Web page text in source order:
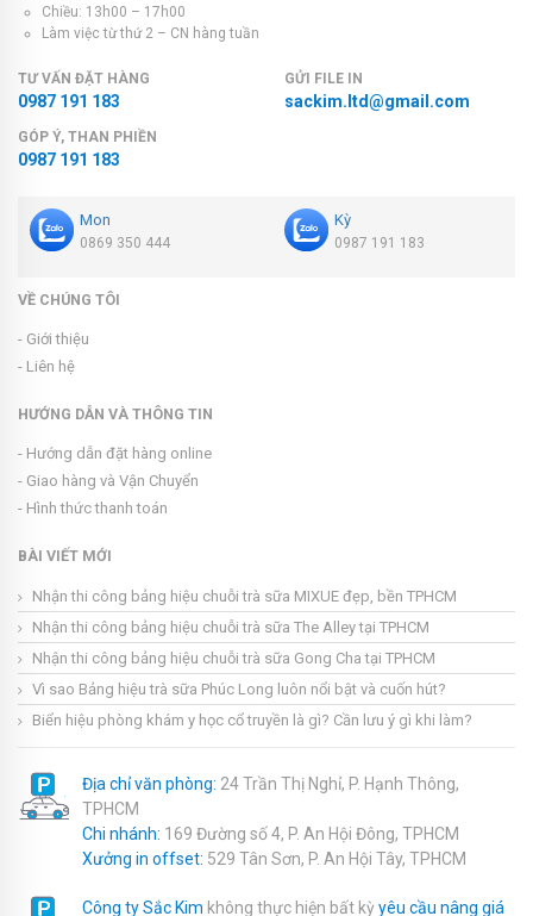
Chiều: 13h00 – 17h00
Làm việc từ thứ 2 – CN hàng tuần
TƯ VẤN ĐẶT HÀNG
0987 191 183
GỬI FILE IN
sackim.ltd@gmail.com
GÓP Ý, THAN PHIỀN
0987 191 183
Mon
0869 350 444
Kỳ
0987 191 183
VỀ CHÚNG TÔI
- Giới thiệu
- Liên hệ
HƯỚNG DẪN VÀ THÔNG TIN
- Hướng dẫn đặt hàng online
- Giao hàng và Vận Chuyển
- Hình thức thanh toán
BÀI VIẾT MỚI
Nhận thi công bảng hiệu chuỗi trà sữa MIXUE đẹp, bền TPHCM
Nhận thi công bảng hiệu chuỗi trà sữa The Alley tại TPHCM
Nhận thi công bảng hiệu chuỗi trà sữa Gong Cha tại TPHCM
Vì sao Bảng hiệu trà sữa Phúc Long luôn nổi bật và cuốn hút?
Biển hiệu phòng khám y học cổ truyền là gì? Cần lưu ý gì khi làm?
Địa chỉ văn phòng: 24 Trần Thị Nghỉ, P. Hạnh Thông,
TPHCM
Chi nhánh: 169 Đường số 4, P. An Hội Đông, TPHCM
Xưởng in offset: 529 Tân Sơn, P. An Hội Tây, TPHCM
Công ty Sắc Kim không thực hiện bất kỳyêu cầu nâng giá